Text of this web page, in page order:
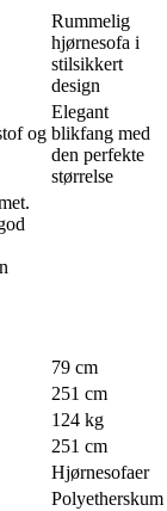
Rummelig
hjørnesofa i
stilsikkert
design
og
Elegant
blikfang med
den perfekte
størrelse
79 cm
251 cm
124 kg
251 cm
Hjørnesofaer
Polyetherskum